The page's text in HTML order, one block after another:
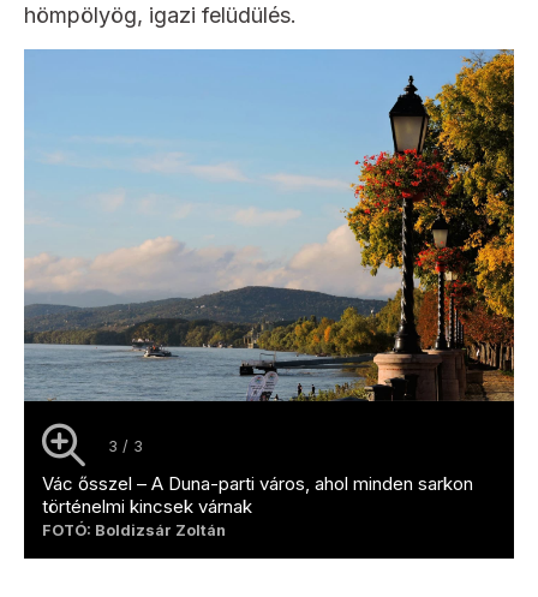
hömpölyög, igazi felüdülés.
3 / 3
Vác ősszel – A Duna-parti város, ahol minden sarkon
történelmi kincsek várnak
FOTÓ: Boldizsár Zoltán